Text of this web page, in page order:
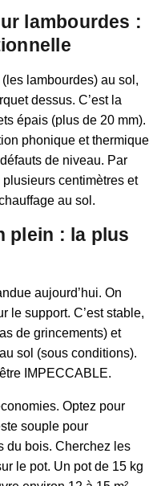
lambourdes :
lambourdes) au sol,
dessus. C’est la
épais (plus de 20 mm).
phonique et thermique
de niveau. Par
centimètres et
au sol.
plein : la plus
aujourd’hui. On
le support. C’est stable,
de grincements) et
sol (sous conditions).
IMPECCABLE.
Optez pour
souple pour
du bois. Cherchez les
le pot. Un pot de 15 kg